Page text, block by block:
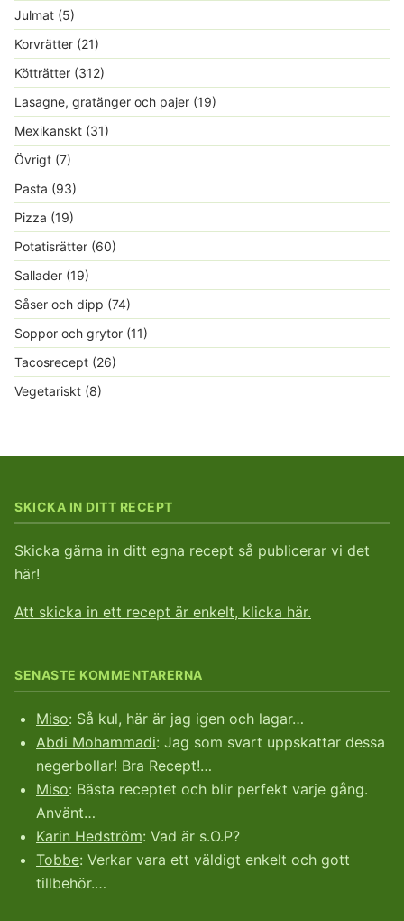
Julmat (5)
Korvrätter (21)
Kötträtter (312)
Lasagne, gratänger och pajer (19)
Mexikanskt (31)
Övrigt (7)
Pasta (93)
Pizza (19)
Potatisrätter (60)
Sallader (19)
Såser och dipp (74)
Soppor och grytor (11)
Tacosrecept (26)
Vegetariskt (8)
SKICKA IN DITT RECEPT
Skicka gärna in ditt egna recept så publicerar vi det
här!
Att skicka in ett recept är enkelt, klicka här.
SENASTE KOMMENTARERNA
Miso: Så kul, här är jag igen och lagar…
Abdi Mohammadi: Jag som svart uppskattar dessa
negerbollar! Bra Recept!…
Miso: Bästa receptet och blir perfekt varje gång.
Använt…
Karin Hedström: Vad är s.O.P?
Tobbe: Verkar vara ett väldigt enkelt och gott
tillbehör.…